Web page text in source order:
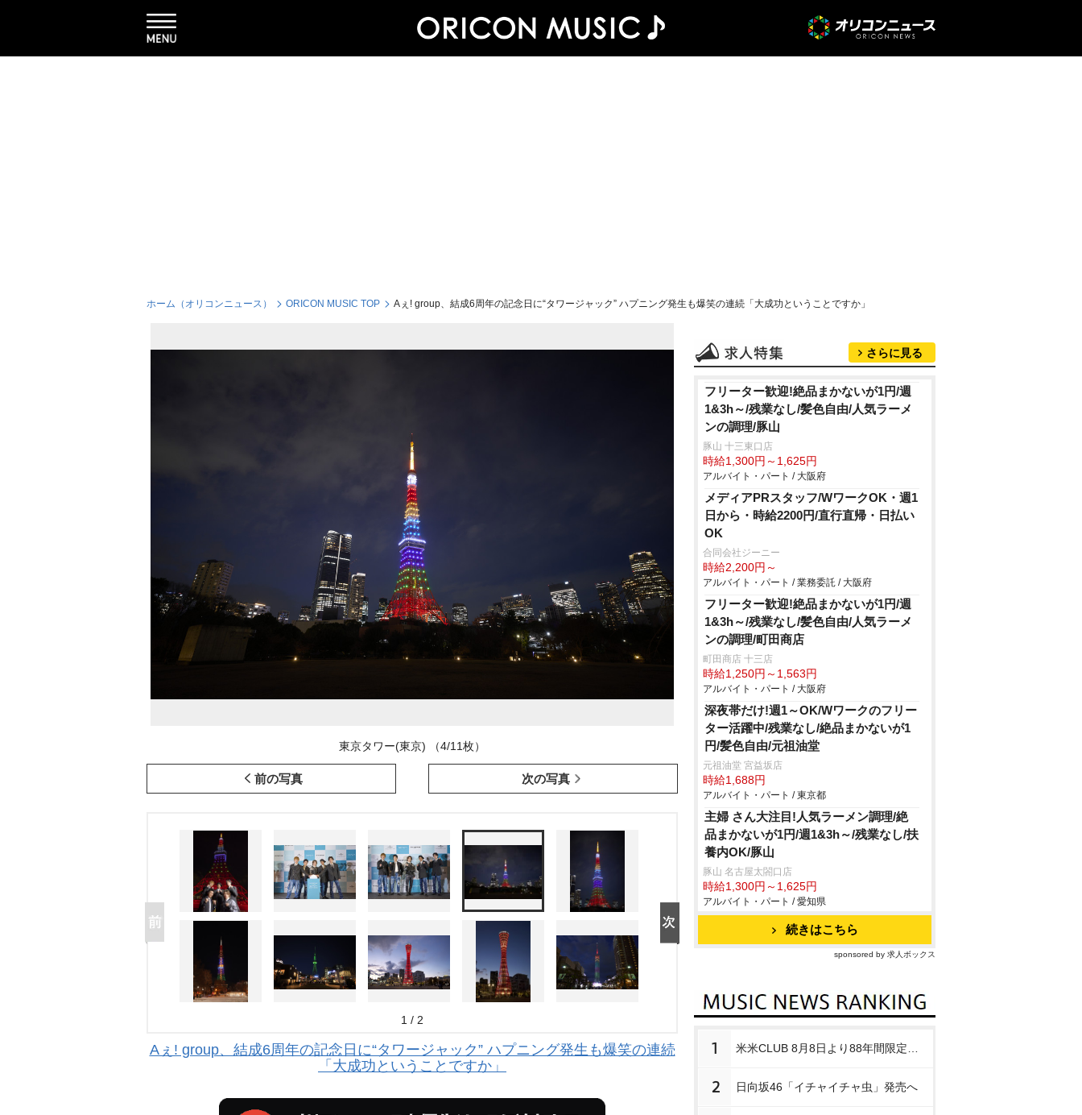
ホーム（オリコンニュース） ORICON MUSIC TOP Aぇ! group、結成6周年の記念日に“タワージャック” ハプニング発生も爆笑の連続「大成功ということですか」
東京タワー(東京) （4/11枚）
前の写真 次の写真
1 / 2
Aぇ! group、結成6周年の記念日に“タワージャック” ハプニング発生も爆笑の連続
「大成功ということですか」
さらに見る
フリーター歓迎!絶品まかないが1円/週
1&3h～/残業なし/髪色自由/人気ラーメ
ンの調理/豚山
豚山 十三東口店
時給1,300円～1,625円
アルバイト・パート / 大阪府
メディアPRスタッフ/WワークOK・週1
日から・時給2200円/直行直帰・日払い
OK
合同会社ジーニー
時給2,200円～
アルバイト・パート / 業務委託 / 大阪府
フリーター歓迎!絶品まかないが1円/週
1&3h～/残業なし/髪色自由/人気ラーメ
ンの調理/町田商店
町田商店 十三店
時給1,250円～1,563円
アルバイト・パート / 大阪府
深夜帯だけ!週1～OK/Wワークのフリー
ター活躍中/残業なし/絶品まかないが1
円/髪色自由/元祖油堂
元祖油堂 宮益坂店
時給1,688円
アルバイト・パート / 東京都
主婦 さん大注目!人気ラーメン調理/絶
品まかないが1円/週1&3h～/残業なし/扶
養内OK/豚山
豚山 名古屋太閤口店
時給1,300円～1,625円
アルバイト・パート / 愛知県
続きはこちら
sponsored by 求人ボックス
1
2 日向坂46「イチャイチャ虫」発売へ